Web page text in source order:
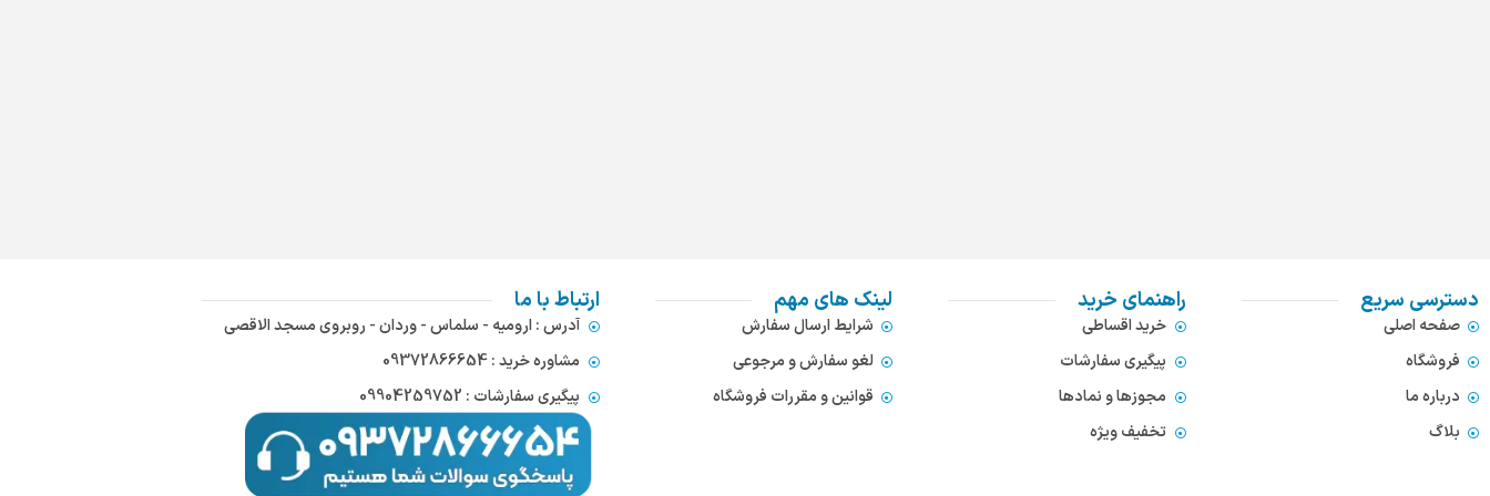
دسترسی سریع
صفحه اصلی
فروشگاه
درباره ما
بلاگ
راهنمای خرید
خرید اقساطی
پیگیری سفارشات
مجوزها و نمادها
تخفیف ویژه
لینک های مهم
شرایط ارسال سفارش
لغو سفارش و مرجوعی
قوانین و مقررات فروشگاه
ارتباط با ما
آدرس : ارومیه - سلماس - وردان - روبروی مسجد الاقصی
مشاوره خرید : 09372866654
پیگیری سفارشات : 09904259752